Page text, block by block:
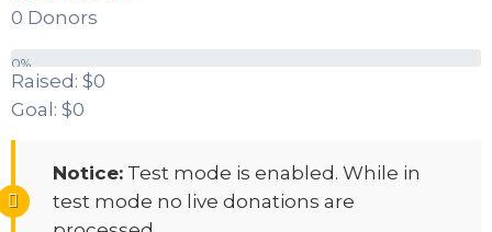
0 Donors
0%
Raised: $0
Goal: $0
Notice: Test mode is enabled. While in
test mode no live donations are